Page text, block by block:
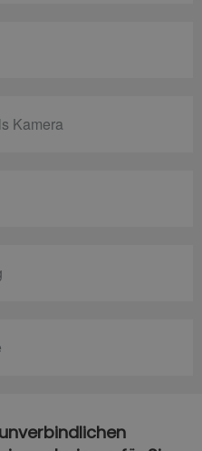
Kamera